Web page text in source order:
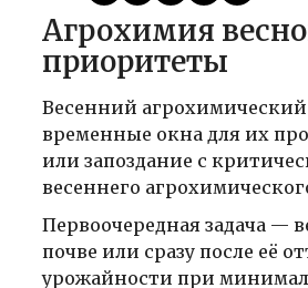
Агрохимия весной: последовательность работ и
приоритеты
Весенний агрохимический
временные окна для их
или запоздание с
весеннего
Первоочередная задача —
почве или сразу после её
урожайности при